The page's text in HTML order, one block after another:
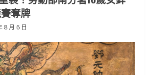
奪牌
8 月 6 日